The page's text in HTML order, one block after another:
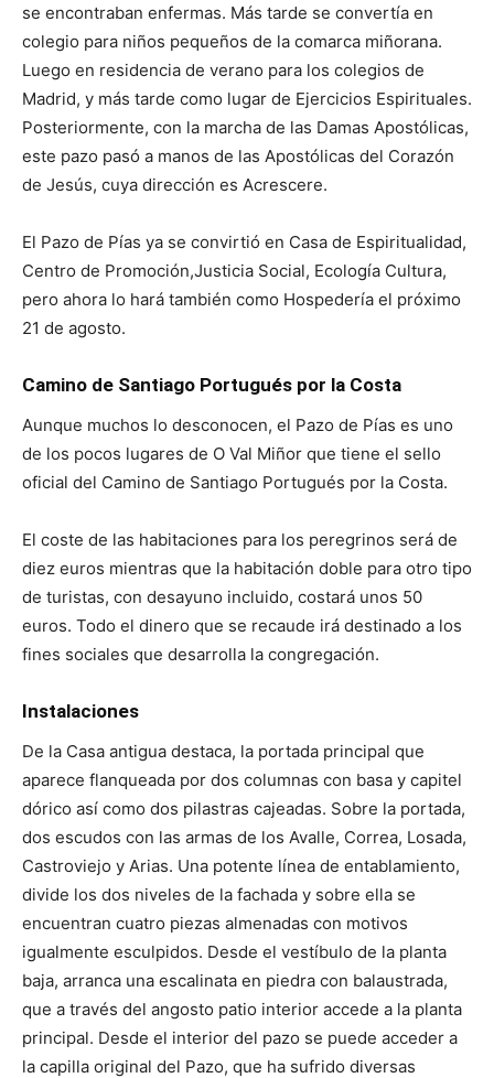
se encontraban enfermas. Más tarde se convertía en
colegio para niños pequeños de la comarca miñorana.
Luego en residencia de verano para los colegios de
Madrid, y más tarde como lugar de Ejercicios Espirituales.
Posteriormente, con la marcha de las Damas Apostólicas,
este pazo pasó a manos de las Apostólicas del Corazón
de Jesús, cuya dirección es Acrescere.
El Pazo de Pías ya se convirtió en Casa de Espiritualidad,
Centro de Promoción,Justicia Social, Ecología Cultura,
pero ahora lo hará también como Hospedería el próximo
21 de agosto.
Camino de Santiago Portugués por la Costa
Aunque muchos lo desconocen, el Pazo de Pías es uno
de los pocos lugares de O Val Miñor que tiene el sello
oficial del Camino de Santiago Portugués por la Costa.
El coste de las habitaciones para los peregrinos será de
diez euros mientras que la habitación doble para otro tipo
de turistas, con desayuno incluido, costará unos 50
euros. Todo el dinero que se recaude irá destinado a los
fines sociales que desarrolla la congregación.
Instalaciones
De la Casa antigua destaca, la portada principal que
aparece flanqueada por dos columnas con basa y capitel
dórico así como dos pilastras cajeadas. Sobre la portada,
dos escudos con las armas de los Avalle, Correa, Losada,
Castroviejo y Arias. Una potente línea de entablamiento,
divide los dos niveles de la fachada y sobre ella se
encuentran cuatro piezas almenadas con motivos
igualmente esculpidos. Desde el vestíbulo de la planta
baja, arranca una escalinata en piedra con balaustrada,
que a través del angosto patio interior accede a la planta
principal. Desde el interior del pazo se puede acceder a
la capilla original del Pazo, que ha sufrido diversas